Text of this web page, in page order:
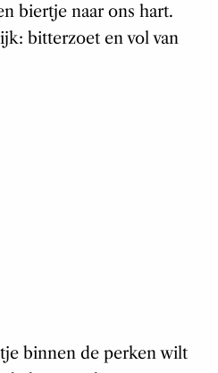
biertje naar ons hart.
bitterzoet en vol van
binnen de perken wilt